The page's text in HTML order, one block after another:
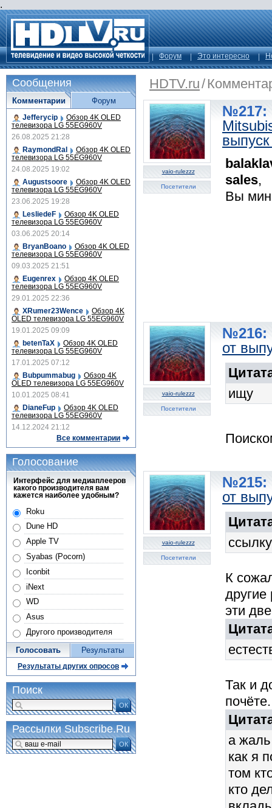
.
Форум Это интересно
HDTV.ru/
vaio-rulezzz
Посетители
№217:
sales,
Вы
vaio-rulezzz
Посетители
№216:
от
ищу
vaio-rulezzz
Посетители
№215:
от
К
эти
Так и
почёте.
а жаль
как я
том
кто
Сообщения
Комментарии
Jefferycip Обзор 4K OLED
телевизора LG 55EG960V
26.08.2025 21:28
RaymondRal
Обзор 4K OLED
телевизора LG 55EG960V
24.08.2025 19:02
Augustsoore
Обзор 4K OLED
телевизора LG 55EG960V
23.06.2025 19:28
LesliedeF
Обзор 4K OLED
телевизора LG 55EG960V
03.06.2025 20:14
BryanBoano
Обзор 4K OLED
телевизора LG 55EG960V
09.03.2025 21:51
Eugenrex
Обзор 4K OLED
телевизора LG 55EG960V
29.01.2025 22:36
XRumer23Wence
Обзор 4K
OLED телевизора LG 55EG960V
19.01.2025 09:09
betenTaX
Обзор 4K OLED
телевизора LG 55EG960V
17.01.2025 07:12
Bubpummabug
Обзор 4K
OLED телевизора LG 55EG960V
10.01.2025 08:41
DianeFup
Обзор 4K OLED
телевизора LG 55EG960V
14.12.2024 21:12
Все комментарии
Форум
Голосование
Интерфейс для медиаплееров
какого производителя вам
кажется наиболее удобным?
Roku
Dune HD
Apple TV
Syabas (Pocorn)
Iconbit
iNext
WD
Asus
Другого производителя
Голосовать Результаты
Результаты других опросов
Поиск
ОК
Рассылки Subscribe.Ru
ОК